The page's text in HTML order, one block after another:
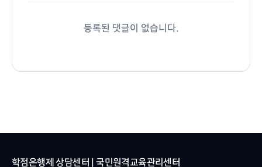
등록된 댓글이 없습니다.
학점은행제 상담센터 | 국민원격교육관리센터